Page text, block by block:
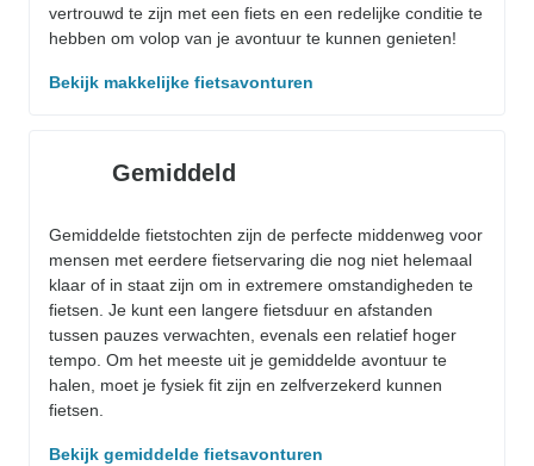
vertrouwd te zijn met een fiets en een redelijke conditie te
hebben om volop van je avontuur te kunnen genieten!
Bekijk makkelijke fietsavonturen
Gemiddeld
Gemiddelde fietstochten zijn de perfecte middenweg voor
mensen met eerdere fietservaring die nog niet helemaal
klaar of in staat zijn om in extremere omstandigheden te
fietsen. Je kunt een langere fietsduur en afstanden
tussen pauzes verwachten, evenals een relatief hoger
tempo. Om het meeste uit je gemiddelde avontuur te
halen, moet je fysiek fit zijn en zelfverzekerd kunnen
fietsen.
Bekijk gemiddelde fietsavonturen